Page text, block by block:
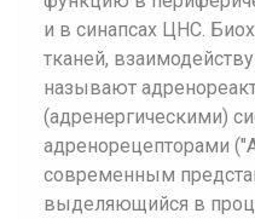
и в синапсах ЦНС.
тканей,
называют
(адренергическими)
адренорецепторами
современным
выделяющийся в